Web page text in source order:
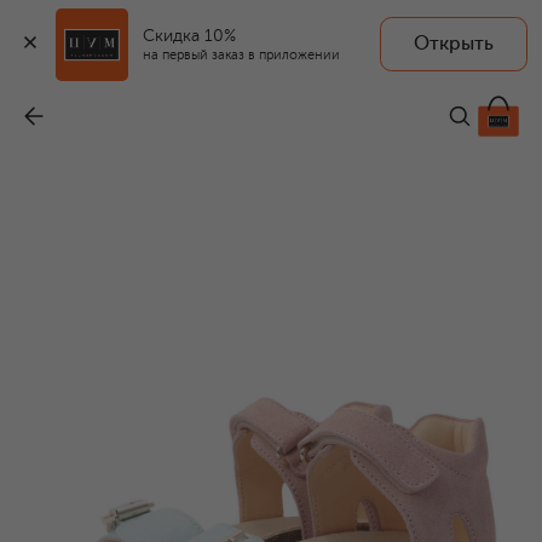
Скидка 10%
на первый заказ в приложении
Открыть
9 205 ₽